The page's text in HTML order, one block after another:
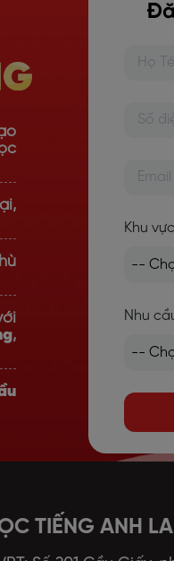
,
Khu
Nhu
TIẾNG ANH